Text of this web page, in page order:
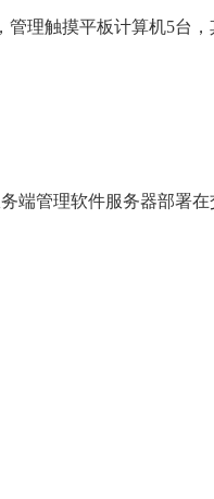
理触摸平板计算机5台，
端管理软件服务器部署